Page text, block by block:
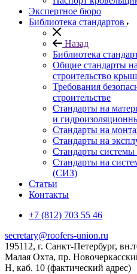
Экспертное бюро
Библиотека стандартов
Назад
Библиотека
Общие стандарты
строительство крыш
Требования
строительстве
Стандарты на
и
Стандарты на
Стандарты на
Стандарты
Стандарты на
(СИЗ)
Статьи
Контакты
+7 (812) 703 55 46
secretary@roofers-union.ru
195112, г. Санкт-Петербург,
Малая Охта, пр.
Н, каб. 10 (фактический адрес)